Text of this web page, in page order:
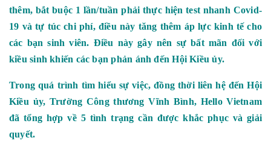
thêm, bắt buộc 1 lần/tuần phải thực hiện test nhanh Covid-
19 và tự túc chi phí, điều này tăng thêm áp lực kinh tế cho
các bạn sinh viên. Điều này gây nên sự bất mãn đối với
kiều sinh khiến các bạn phản ánh đến Hội Kiều ủy.
Trong quá trình tìm hiểu sự việc, đồng thời liên hệ đến Hội
Kiều ủy, Trường Công thương Vĩnh Bình, Hello Vietnam
đã tổng hợp về 5 tình trạng cần được khắc phục và giải
quyết.